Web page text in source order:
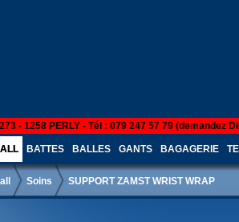
- 1258 PERLY - Tél : 079 247 57 79 (demandez
BATTES BALLES GANTS BAGAGERIE
Soins SUPPORT ZAMST WRIST WRAP